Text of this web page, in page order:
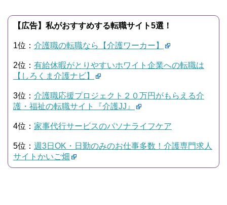
【広告】私がおすすめする転職サイト5選！
1位： 介護職の転職なら【介護ワーカー】
2位： 有給休暇がとりやすいホワイト企業への転職は
【しろくま介護ナビ】
3位： 介護職応援プロジェクト２０万円がもらえる介
護・福祉の転職サイト『介護JJ』
4位： 家事代行サービスのパソナライフケア
5位： 週3日OK・日勤のみのお仕事多数！介護専門求人
サイトかいご畑